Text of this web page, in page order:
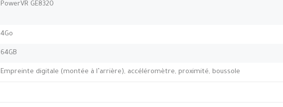
PowerVR GE8320
4Go
64GB
Empreinte digitale (montée à l’arrière), accéléromètre, proximité, boussole